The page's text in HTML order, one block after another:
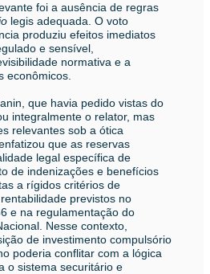
foi a ausência de regras
legis adequada. O voto
produziu efeitos imediatos
e sensível,
normativa e a
econômicos.
que havia pedido vistas do
integralmente o relator, mas
relevantes sob a ótica
que as reservas
legal específica de
de indenizações e benefícios
a rígidos critérios de
previstos no
e na regulamentação do
Nesse contexto,
de investimento compulsório
poderia conflitar com a lógica
o sistema securitário e